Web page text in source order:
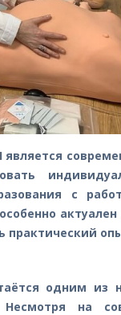
с
практический
одним из
на